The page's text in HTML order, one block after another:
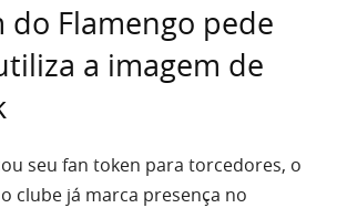
do Flamengo pede
a imagem de
seu fan token para torcedores, o
clube já marca presença no